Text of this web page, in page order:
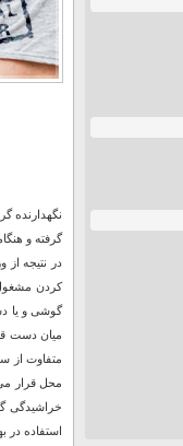
نگهدارنده
گرفته و
در نتیجه از
کردن مشغول
گوشی و یا
میان دست
استفاده در